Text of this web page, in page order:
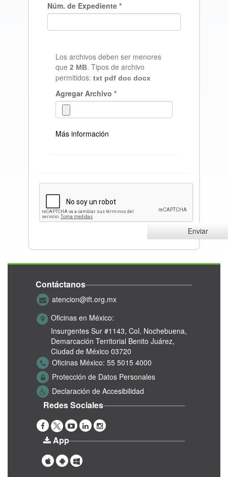
Núm. de Expediente *
Los archivos deben ser menores
que 2 MB. Tipos de archivo
permitidos: txt pdf doc docx
Agregar Archivo *
Más información
Enviar
Contáctanos
atencion@ift.org.mx
Oficinas en México:
Insurgentes Sur #1143, Col. Nochebuena,
Demarcación Territorial Benito Juárez,
Ciudad de México 03720
Oficinas México: 55 5015 4000
Protección de Datos Personales
Declaración de Accesibilidad
Redes Sociales
App